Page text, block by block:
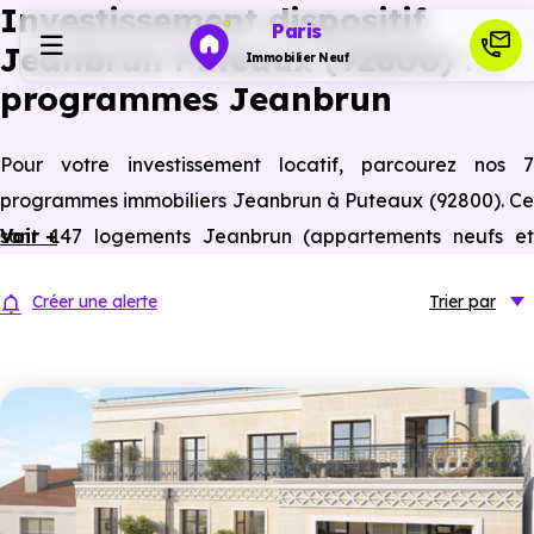
Paris
Immobilier Neuf
Investir
Ressources
Financer
Investissement dispositif
Jeanbrun Puteaux (92800) : 7
programmes Jeanbrun
Pour votre investissement locatif, parcourez nos 7
programmes immobiliers Jeanbrun à Puteaux (92800). Ce
sont 147 logements Jeanbrun (appartements neufs et
du bailleur privé.
Voir +
Créer une alerte Trier par